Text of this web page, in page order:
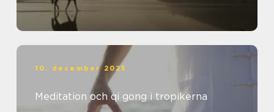
10. december 2025
Meditation och qi gong i tropikerna